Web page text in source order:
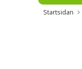
Startsidan